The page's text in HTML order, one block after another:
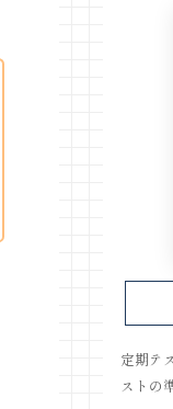
定期テ
ストの